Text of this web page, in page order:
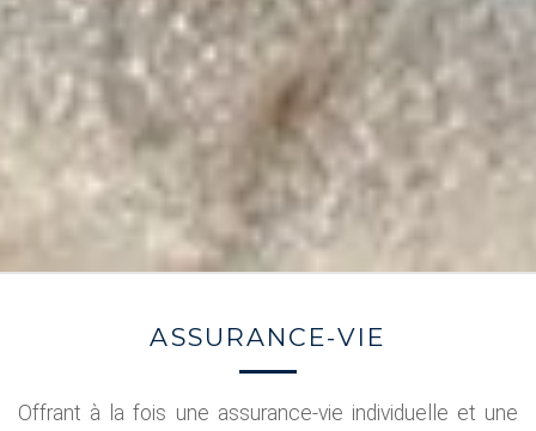
ASSURANCE-VIE
Offrant à la fois une assurance-vie individuelle et une